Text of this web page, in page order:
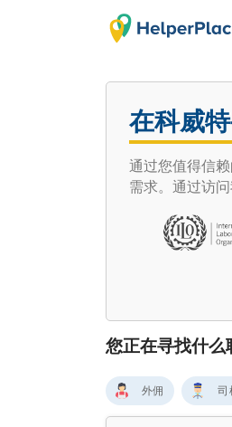
在科威
通过您值得信
需求。通过访
您正在寻找什么
外佣 司